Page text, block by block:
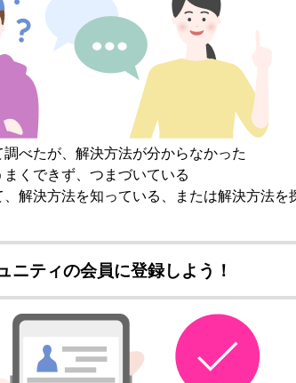
べたが、解決方法が分からなかった
くできず、つまづいている
解決方法を知っている、または解決方法を
ニティの会員に登録しよう！